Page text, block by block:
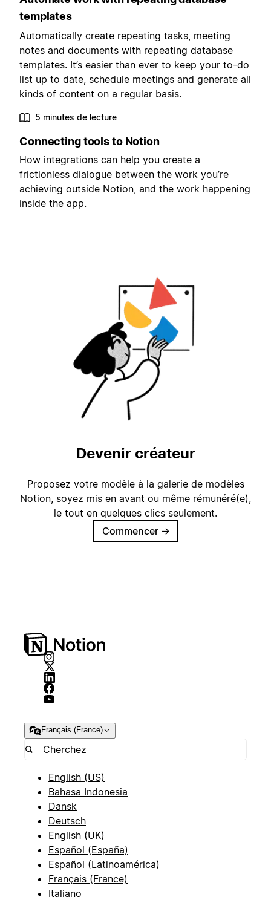
templates
Automatically create repeating tasks, meeting
notes and documents with repeating database
templates. It’s easier than ever to keep your to-do
list up to date, schedule meetings and generate all
kinds of content on a regular basis.
5 minutes de lecture
Connecting tools to Notion
How integrations can help you create a
frictionless dialogue between the work you’re
achieving outside Notion, and the work happening
inside the app.
Devenir créateur
Proposez votre modèle à la galerie de modèles
Notion, soyez mis en avant ou même rémunéré(e),
le tout en quelques clics seulement.
Commencer →
Français (France)
English (US)
Bahasa Indonesia
Dansk
Deutsch
English (UK)
Español (España)
Español (Latinoamérica)
Français (France)
Italiano